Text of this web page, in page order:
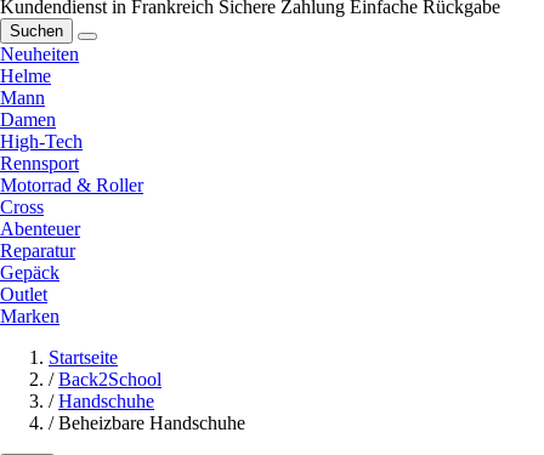
Kundendienst in Frankreich Sichere Zahlung Einfache Rückgabe
Suchen
Neuheiten
Helme
Mann
Damen
High-Tech
Rennsport
Motorrad & Roller
Cross
Abenteuer
Reparatur
Gepäck
Outlet
Marken
Startseite
/ Back2School
/ Handschuhe
/ Beheizbare Handschuhe